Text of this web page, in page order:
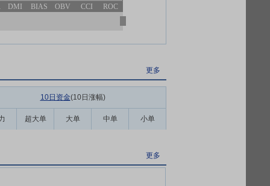
DMI BIAS OBV CCI ROC
更多
10日资金(10日涨幅)
超大单 大单 中单 小单
更多